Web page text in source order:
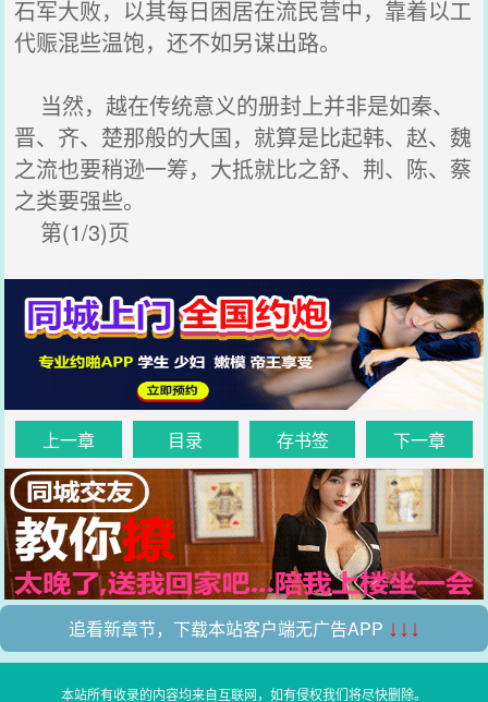
石军大败，以其每日困居在流民营中，靠着以工
代赈混些温饱，还不如另谋出路。
当然，越在传统意义的册封上并非是如秦、
晋、齐、楚那般的大国，就算是比起韩、赵、魏
之流也要稍逊一筹，大抵就比之舒、荆、陈、蔡
之类要强些。
第(1/3)页
上一章 目录 存书签 下一章
追看新章节，下载本站客户端无广告APP ↓↓↓
本站所有收录的内容均来自互联网，如有侵权我们将尽快删除。